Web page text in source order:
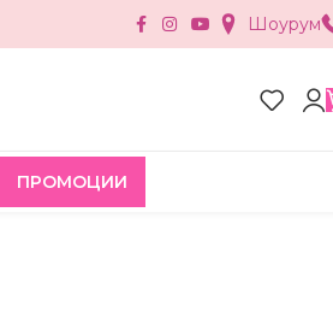
Шоурум
ПРОМОЦИИ